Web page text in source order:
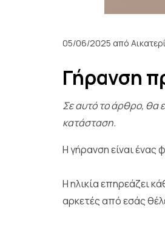
05/06/2025 από
Γήρανση
Σε αυτό το άρθρο, θα
κατάσταση.
Η γήρανση είναι
Η ηλικία επηρεάζει
αρκετές από εσάς